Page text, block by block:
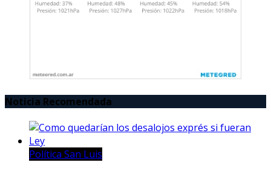
Noticia Recomendada
Política San Luis